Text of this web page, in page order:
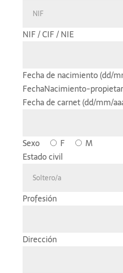
NIF / CIF / NIE
Fecha de nacimiento (dd/
FechaNacimiento-
Fecha de carnet (dd/mm/
Sexo F
M
Estado civil
Profesión
Dirección